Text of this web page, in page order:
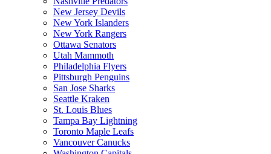
New Jersey Devils
New York Islanders
New York Rangers
Ottawa Senators
Utah Mammoth
Philadelphia Flyers
Pittsburgh Penguins
San Jose Sharks
Seattle Kraken
St. Louis Blues
Tampa Bay Lightning
Toronto Maple Leafs
Vancouver Canucks